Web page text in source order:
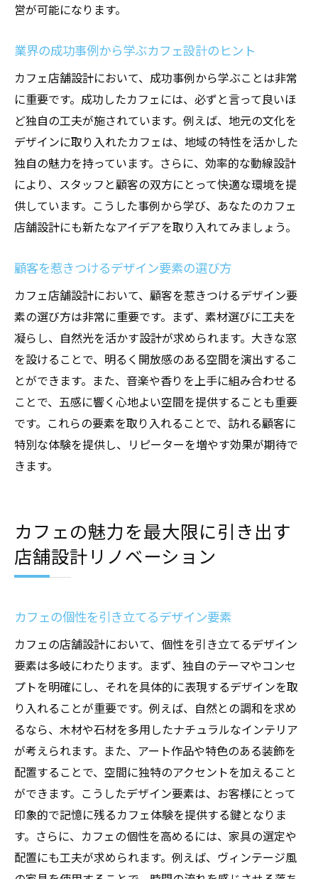
営が可能になります。
業界の成功事例から学ぶカフェ設計のヒント
カフェ店舗設計において、成功事例から学ぶことは非常
に重要です。成功したカフェには、必ずと言って良いほ
ど独自の工夫が施されています。例えば、地元の文化を
デザインに取り入れたカフェは、地域の特性を活かした
独自の魅力を持っています。さらに、効率的な動線設計
により、スタッフと顧客の双方にとって快適な環境を提
供しています。こうした事例から学び、あなたのカフェ
店舗設計にも新たなアイデアを取り入れてみましょう。
顧客を惹きつけるデザイン要素の選び方
カフェ店舗設計において、顧客を惹きつけるデザイン要
素の選び方は非常に重要です。まず、素材選びに工夫を
凝らし、自然光を活かす設計が求められます。大きな窓
を設けることで、明るく開放感のある空間を演出するこ
とができます。また、音楽や香りを上手に組み合わせる
ことで、五感に響く心地よい空間を提供することも重要
です。これらの要素を取り入れることで、訪れる顧客に
特別な体験を提供し、リピーターを増やす効果が期待で
きます。
カフェの魅力を最大限に引き出す
店舗設計リノベーション
カフェの個性を引き立てるデザイン要素
カフェの店舗設計において、個性を引き立てるデザイン
要素は多岐にわたります。まず、独自のテーマやコンセ
プトを明確にし、それを具体的に表現するデザインを取
り入れることが重要です。例えば、自然との調和を求め
るなら、木材や石材を多用したナチュラルなインテリア
が考えられます。また、アート作品や特色のある装飾を
配置することで、空間に独特のアクセントを加えること
ができます。こうしたデザイン要素は、お客様にとって
印象的で記憶に残るカフェ体験を提供する鍵となりま
す。さらに、カフェの個性を高めるには、家具の選定や
配置にも工夫が求められます。例えば、ヴィンテージ風